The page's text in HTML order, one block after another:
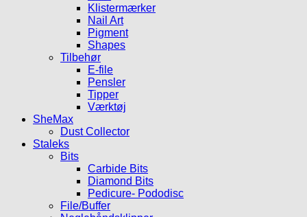
Klistermærker
Nail Art
Pigment
Shapes
Tilbehør
E-file
Pensler
Tipper
Værktøj
SheMax
Dust Collector
Staleks
Bits
Carbide Bits
Diamond Bits
Pedicure- Pododisc
File/Buffer